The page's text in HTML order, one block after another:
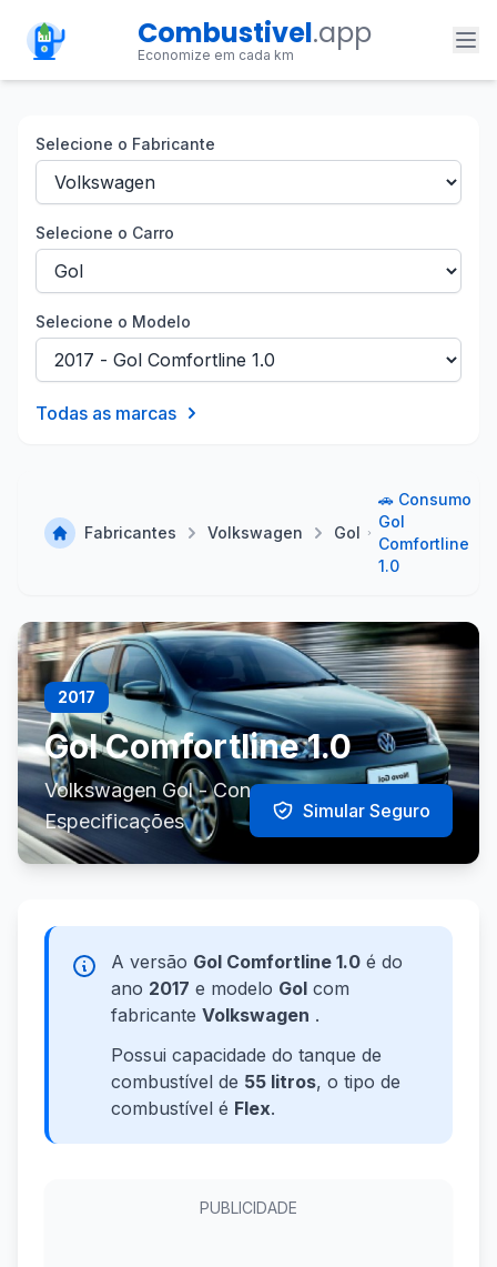
Combustivel.app
Economize em cada km
Selecione o Fabricante
Selecione o Carro
Selecione o Modelo
Todas as marcas
Fabricantes Volkswagen Gol
🚗 Consumo
Gol
Comfortline
1.0
2017
Gol Comfortline 1.0
Volkswagen Gol - Consumo e
Especificações
Simular Seguro
A versão Gol Comfortline 1.0 é do
ano 2017 e modelo Gol com
fabricante Volkswagen .
Possui capacidade do tanque de
combustível de 55 litros, o tipo de
combustível é Flex.
PUBLICIDADE